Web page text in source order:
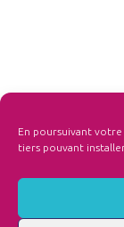
En poursuivant
tiers pouvant